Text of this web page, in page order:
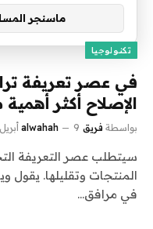
تكنولوجيا
في عصر تعريفة
الإصلاح أكثر
بواسطة فريق alwahah 9 أبريل، 2025
سيتطلب عصر التعريفة
المنتجات وتقليلها. يقول
في مرافق…
ماسنجر